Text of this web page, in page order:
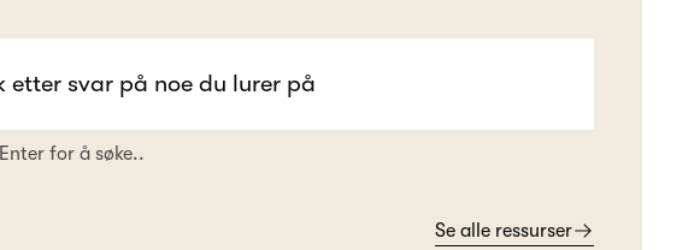
for å søke..
Se alle ressurser